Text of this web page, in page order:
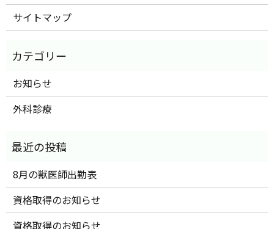
サイトマップ
お知らせ
外科診療
8月の獣医師出勤表
資格取得のお知らせ
資格取得のお知らせ